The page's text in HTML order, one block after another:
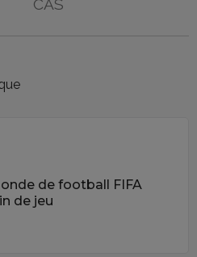
CAS
de football FIFA
de jeu